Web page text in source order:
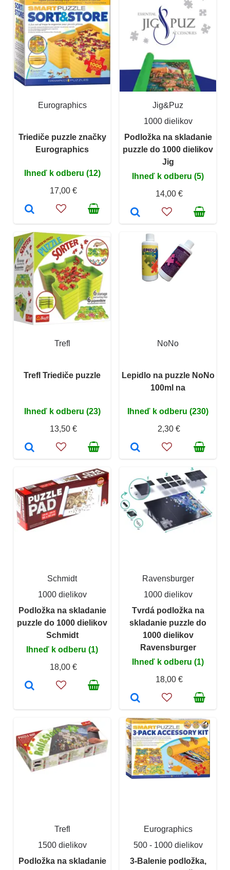
Eurographics
Triediče puzzle značky
Eurographics
Ihneď k odberu (12)
17,00 €
Jig&Puz
1000 dielikov
Podložka na skladanie
puzzle do 1000 dielikov
Jig
Ihneď k odberu (5)
14,00 €
Trefl
Trefl Triediče puzzle
Ihneď k odberu (23)
13,50 €
NoNo
Lepidlo na puzzle NoNo
100ml na
Ihneď k odberu (230)
2,30 €
Schmidt
1000 dielikov
Podložka na skladanie
puzzle do 1000 dielikov
Schmidt
Ihneď k odberu (1)
18,00 €
Ravensburger
1000 dielikov
Tvrdá podložka na
skladanie puzzle do
1000 dielikov
Ravensburger
Ihneď k odberu (1)
18,00 €
Trefl
1500 dielikov
Podložka na skladanie
Eurographics
500 - 1000 dielikov
3-Balenie podložka,